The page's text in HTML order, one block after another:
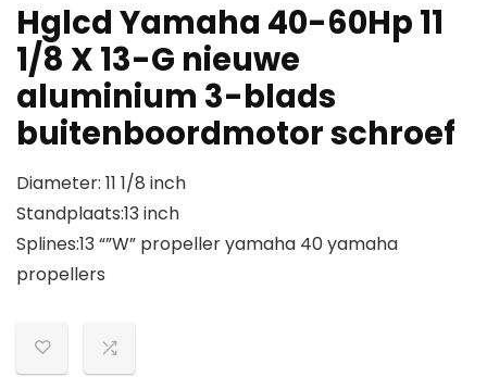
Hglcd Yamaha 40-60Hp 11
1/8 X 13-G nieuwe
aluminium 3-blads
buitenboordmotor schroef
Diameter: 11 1/8 inch
Standplaats:13 inch
Splines:13 “”W” propeller yamaha 40 yamaha
propellers